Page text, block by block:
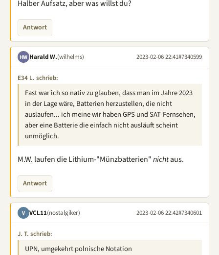
Halber Aufsatz, aber was willst du?
Antwort
HW Harald W.(wilhelms) 2023-02-06 22:41#7340599
E34 L. schrieb:
Fast war ich so nativ zu glauben, dass man im Jahre 2023
in der Lage wäre, Batterien herzustellen, die nicht
auslaufen... ich meine wir haben GPS und SAT-Fernsehen,
aber eine Batterie die einfach nicht ausläuft scheint
unmöglich.
M.W. laufen die Lithium-"Münzbatterien"nichtaus.
Antwort
V VCL11(nostalgiker) 2023-02-06 22:42#7340601
J. T. schrieb:
UPN, umgekehrt polnische Notation